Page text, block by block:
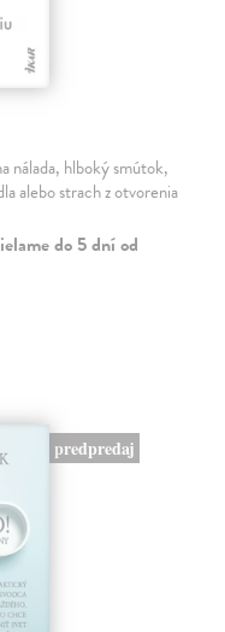
nálada, hlboký smútok,
alebo strach z otvorenia
do 5 dní od
predpredaj